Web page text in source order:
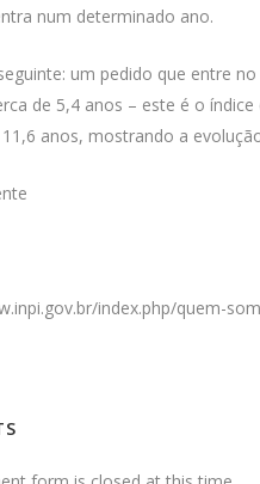
num determinado ano.
um pedido que entre
de 5,4 anos – este é o
anos, mostrando a
index.php/quem-